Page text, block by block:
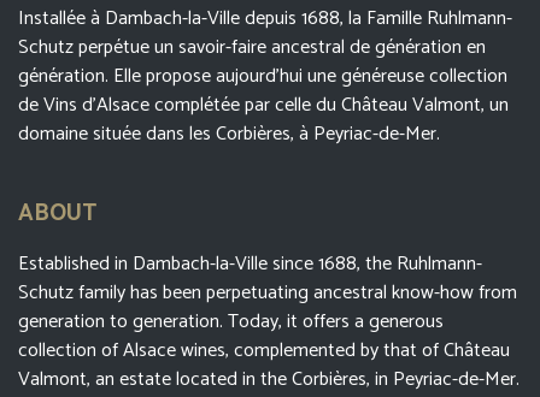
Installée à Dambach-la-Ville depuis 1688, la Famille Ruhlmann-
Schutz perpétue un savoir-faire ancestral de génération en
génération. Elle propose aujourd’hui une généreuse collection
de Vins d’Alsace complétée par celle du Château Valmont, un
domaine située dans les Corbières, à Peyriac-de-Mer.
ABOUT
Established in Dambach-la-Ville since 1688, the Ruhlmann-
Schutz family has been perpetuating ancestral know-how from
generation to generation. Today, it offers a generous
collection of Alsace wines, complemented by that of Château
Valmont, an estate located in the Corbières, in Peyriac-de-Mer.